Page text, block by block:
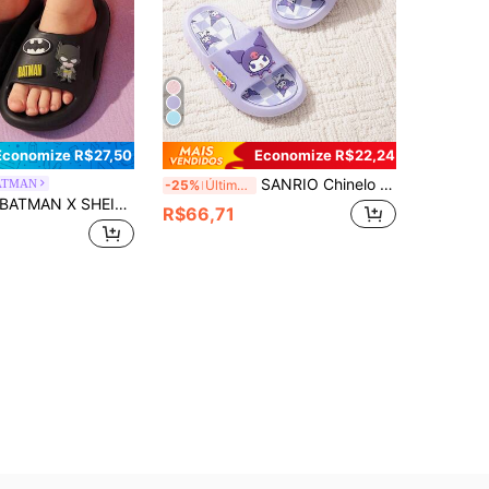
R$27,50
BATMAN X SHEIN Chinelos pretos infantis com estampa de desenho fofo, adequados para crianças pequenas e crianças, de secagem rápida, leves e duráveis em material EVA, podem ser usados dentro e fora de casa, adequados para famílias, banheiros, parques, piscinas, praias e outros locais.
Economize R$22,24
-25% Últimos 3 dias SANRIO Chinelo , Verão Desenho Animado Fofo, Solas Macias para Uso Interno no Banheiro, Antiderrapante, Chinelos Infantis, Para Meninas
R$66,71